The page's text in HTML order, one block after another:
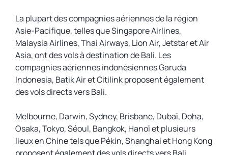
La plupart des compagnies aériennes de la région
Asie-Pacifique, telles que Singapore Airlines,
Malaysia Airlines, Thai Airways, Lion Air, Jetstar et Air
Asia, ont des vols à destination de Bali. Les
compagnies aériennes indonésiennes Garuda
Indonesia, Batik Air et Citilink proposent également
des vols directs vers Bali.
Melbourne, Darwin, Sydney, Brisbane, Dubaï, Doha,
Osaka, Tokyo, Séoul, Bangkok, Hanoï et plusieurs
lieux en Chine tels que Pékin, Shanghai et Hong Kong